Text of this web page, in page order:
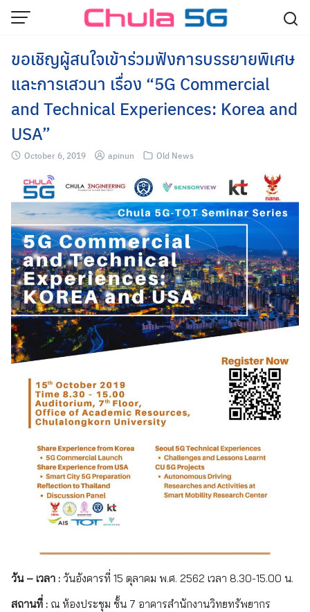
ขอเชิญผู้สนใจเข้าร่วมฟังการบรรยายพิเศษ
และการเสวนา เรื่อง “5G Commercial
and Technical Experiences: Korea and
USA”
October 6, 2019 apinun Old News
วัน – เวลา : วันอังคารที่ 15 ตุลาคม พ.ศ. 2562 เวลา 8.30-15.00 น.
สถานที่ : ณ ห้องประชุม ชั้น 7 อาคารสำนักงานวิทยทรัพยากร